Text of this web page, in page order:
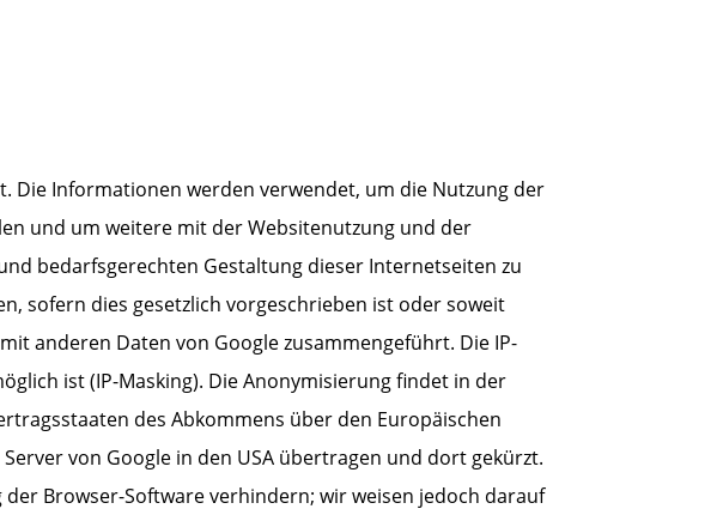
Die Informationen werden verwendet, um die Nutzung der
und um weitere mit der Websitenutzung und der
bedarfsgerechten Gestaltung dieser Internetseiten zu
sofern dies gesetzlich vorgeschrieben ist oder soweit
anderen Daten von Google zusammengeführt. Die IP-
ist (IP-Masking). Die Anonymisierung findet in der
des Abkommens über den Europäischen
von Google in den USA übertragen und dort gekürzt.
Browser-Software verhindern; wir weisen jedoch darauf